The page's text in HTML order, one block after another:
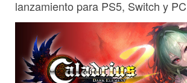
lanzamiento para PS5, Switch y PC